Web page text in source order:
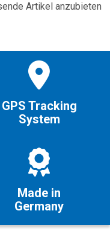
Artikel anzubieten
GPS Tracking
System
Made in
Germany